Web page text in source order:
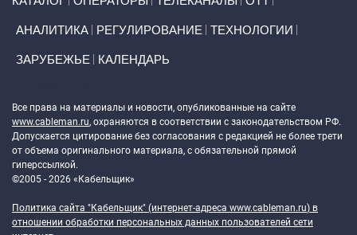
АНАЛИТИКА РЕГУЛИРОВАНИЕ ТЕХНОЛОГИИ
ЗАРУБЕЖЬЕ КАЛЕНДАРЬ
Все права на материалы и новости, опубликованные на сайте
www.cableman.ru, охраняются в соответствии с законодательством РФ.
Допускается цитирование без согласования с редакцией не более трети
от объема оригинального материала, с обязательной прямой
гиперссылкой.
©2005 - 2026 «Кабельщик»
Политика сайта "Кабельщик" (интернет-адреса www.cableman.ru) в
отношении обработки персональных данных пользователей сети